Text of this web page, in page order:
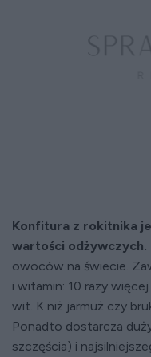
Konfitura z rokitnika
wartości odżywczych.
owoców na świecie.
i witamin: 10 razy
wit. K niż jarmuż czy
Ponadto dostarcza
szczęścia) i